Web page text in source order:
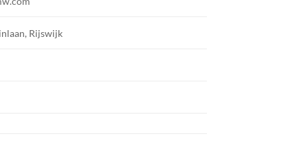
Rijswijk